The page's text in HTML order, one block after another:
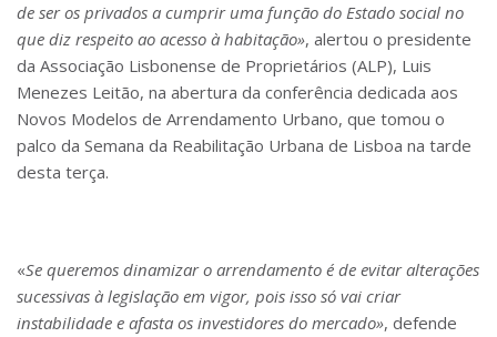
de ser os privados a cumprir uma função do Estado social no
que diz respeito ao acesso à habitação», alertou o presidente
da Associação Lisbonense de Proprietários (ALP), Luis
Menezes Leitão, na abertura da conferência dedicada aos
Novos Modelos de Arrendamento Urbano, que tomou o
palco da Semana da Reabilitação Urbana de Lisboa na tarde
desta terça.
«Se queremos dinamizar o arrendamento é de evitar alterações
sucessivas à legislação em vigor, pois isso só vai criar
instabilidade e afasta os investidores do mercado», defende